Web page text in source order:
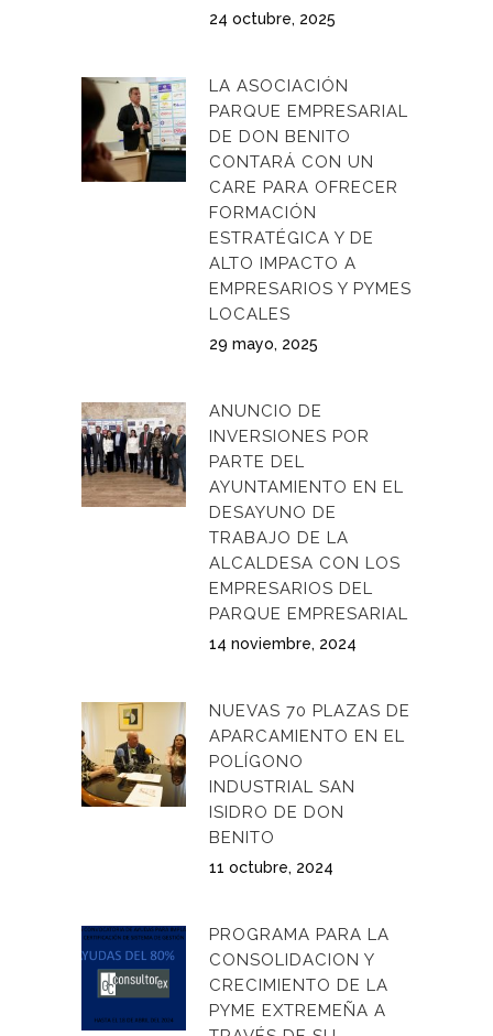
24 octubre, 2025
LA ASOCIACIÓN
PARQUE EMPRESARIAL
DE DON BENITO
CONTARÁ CON UN
CARE PARA OFRECER
FORMACIÓN
ESTRATÉGICA Y DE
ALTO IMPACTO A
EMPRESARIOS Y PYMES
LOCALES
29 mayo, 2025
ANUNCIO DE
INVERSIONES POR
PARTE DEL
AYUNTAMIENTO EN EL
DESAYUNO DE
TRABAJO DE LA
ALCALDESA CON LOS
EMPRESARIOS DEL
PARQUE EMPRESARIAL
14 noviembre, 2024
NUEVAS 70 PLAZAS DE
APARCAMIENTO EN EL
POLÍGONO
INDUSTRIAL SAN
ISIDRO DE DON
BENITO
11 octubre, 2024
PROGRAMA PARA LA
CONSOLIDACION Y
CRECIMIENTO DE LA
PYME EXTREMEÑA A